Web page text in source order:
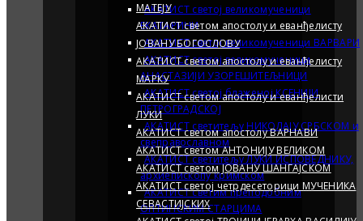
АКАТИСТ светој великомученици
ЕКАТАРИНИ
АКАТИСТ светој великомученици ВАРВАРИ
АКАТИСТ светој великомученици
АНАСТАЗИЈИ УЗОРЕШИТЕЉНИЦИ
АКАТИСТ светој блаженој КСЕНИЈИ
ПЕТРОГРАДСКОЈ
АКАТИСТ светитељу НИКОЛАЈУ СРБСКОМ и
свеправославном
АКАТИСТ светитељу ЛУКИ ИСПОВЕДНИКУ,
архиепископу кримском
АКАТИСТ светим преподобним
ОПТИНСКИМ СТАРЦИМА
МАТЕЈУ
АКАТИСТ светом апостолу и еванђелисту
ЈОВАНУ БОГОСЛОВУ
АКАТИСТ светом апостолу и еванђелисту
MАРКУ
АКАТИСТ светом апостолу и еванђелисти
ЛУКИ
АКАТИСТ светом апостолу ВАРНАВИ
АКАТИСТ светом АНТОНИЈУ ВЕЛИКОМ
АКАТИСТ светом JОВАНУ ШАНГАЈСКОМ
АКАТИСТ светој четрдесеторици МУЧЕНИКА
СЕВАСТИЈСКИХ